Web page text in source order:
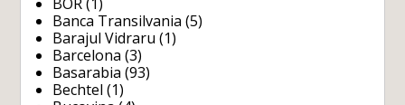
Banca Transilvania (5)
Barajul Vidraru (1)
Barcelona (3)
Basarabia (93)
Bechtel (1)